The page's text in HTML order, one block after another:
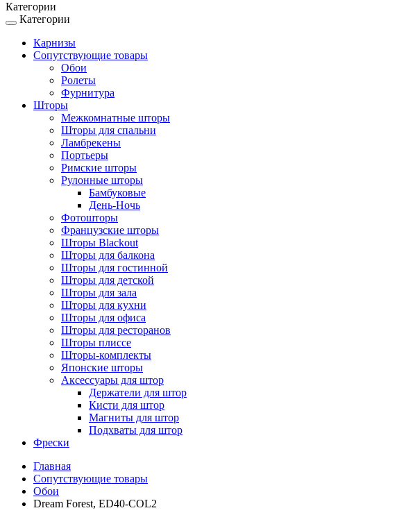
Категории
Toggle
navigation
Категории
Карнизы
Сопутствующие товары
Обои
Ролеты
Фурнитура
Шторы
Межкомнатные шторы
Шторы для спальни
Ламбрекены
Портьеры
Римские шторы
Рулонные шторы
Бамбуковые
День-Ночь
Фотошторы
Французские шторы
Шторы Blackout
Шторы для балкона
Шторы для гостинной
Шторы для детской
Шторы для зала
Шторы для кухни
Шторы для офиса
Шторы для ресторанов
Шторы плиссе
Шторы-комплекты
Японские шторы
Аксессуары для штор
Держатели для штор
Кисти для штор
Магниты для штор
Подхваты для штор
Фрески
Главная
Сопутствующие товары
Обои
Dream Forest, ED40-COL2